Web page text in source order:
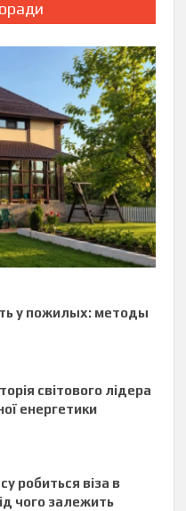
у пожилых: методы
світового лідера
енергетики
робиться віза в
чого залежить